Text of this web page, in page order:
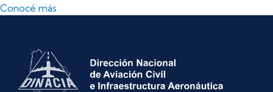
Conocé más